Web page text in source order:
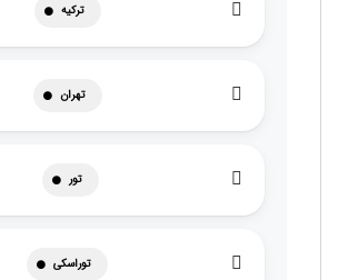
ترکیه
تهران
تور
توراسکی